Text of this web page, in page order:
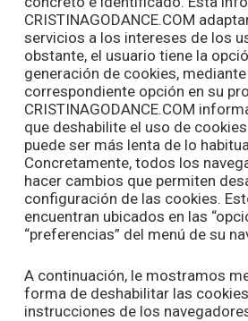
CRISTINAGODANCE.COM
servicios a los intereses de los
obstante, el usuario tiene la
generación de cookies,
correspondiente opción en su
CRISTINAGODANCE.COM
que deshabilite el uso de
puede ser más lenta de lo
Concretamente, todos los
hacer cambios que permiten
configuración de las cookies.
encuentran ubicados en las
“preferencias” del menú de su
A continuación, le mostramos
forma de deshabilitar las
instrucciones de los